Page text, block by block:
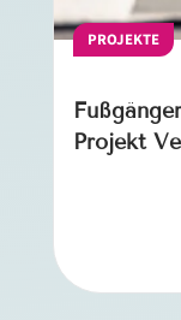
PROJEKTE
Projekt